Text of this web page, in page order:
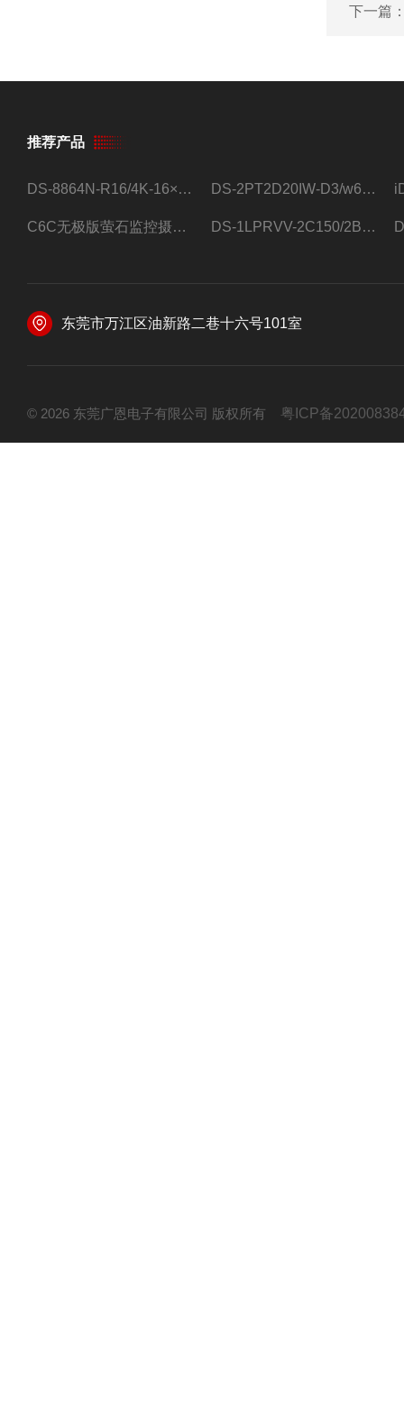
下一篇
推荐产品
DS-8864N-R16/4K-16×4T/希捷16盘位录像机 DS-2PT2D20IW-D3/w64路高清硬盘录像机
C6C无极版萤石监控摄像头 DS-1LPRVV-2C150/2B监控室外夜视高清电源线护套线200米/卷
东莞市万江区油新路二巷十六号101室
© 2026 东莞广恩电子有限公司 版权所有 粤ICP备